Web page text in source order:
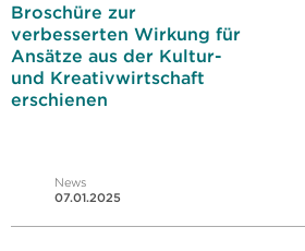
Broschüre zur
verbesserten Wirkung für
Ansätze aus der Kultur-
und Kreativwirtschaft
erschienen
News
07.01.2025